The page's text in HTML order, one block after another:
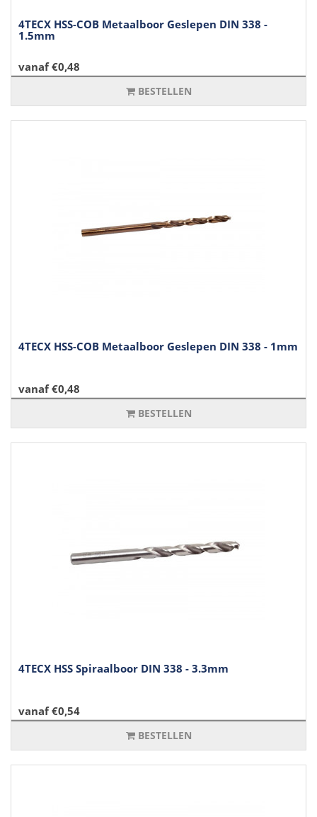
4TECX HSS-COB Metaalboor Geslepen DIN 338 -
1.5mm
vanaf €0,48
BESTELLEN
4TECX HSS-COB Metaalboor Geslepen DIN 338 - 1mm
vanaf €0,48
BESTELLEN
4TECX HSS Spiraalboor DIN 338 - 3.3mm
vanaf €0,54
BESTELLEN